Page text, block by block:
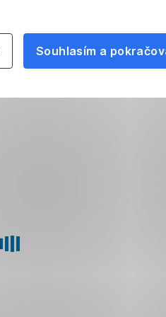
Souhlasím a